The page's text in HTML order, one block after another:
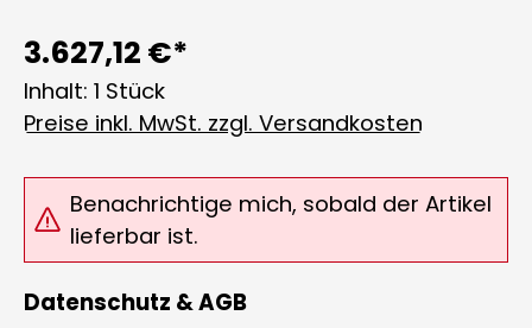
3.627,12 €*
Inhalt: 1 Stück
Preise inkl. MwSt. zzgl. Versandkosten
Benachrichtige mich, sobald der Artikel
lieferbar ist.
Datenschutz & AGB